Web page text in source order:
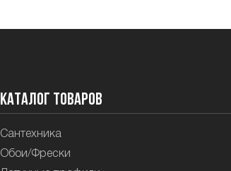
Каталог товаров
Сантехника
Обои/Фрески